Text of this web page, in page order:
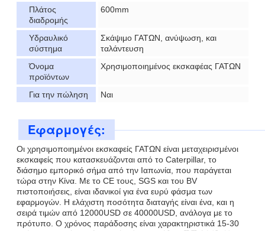
Πλάτος
διαδρομής
600mm
Υδραυλικό
σύστημα
Σκάψιμο ΓΑΤΩΝ, ανύψωση, και
ταλάντευση
Όνομα
προϊόντων
Χρησιμοποιημένος εκσκαφέας ΓΑΤΩΝ
Για την πώληση Ναι
Εφαρμογές:
Οι χρησιμοποιημένοι εκσκαφείς ΓΑΤΩΝ είναι μεταχειρισμένοι
εκσκαφείς που κατασκευάζονται από το Caterpillar, το
διάσημο εμπορικό σήμα από την Ιαπωνία, που παράγεται
τώρα στην Κίνα. Με το CE τους, SGS και του BV
πιστοποιήσεις, είναι ιδανικοί για ένα ευρύ φάσμα των
εφαρμογών. Η ελάχιστη ποσότητα διαταγής είναι ένα, και η
σειρά τιμών από 12000USD σε 40000USD, ανάλογα με το
πρότυπο. Ο χρόνος παράδοσης είναι χαρακτηριστικά 15-30